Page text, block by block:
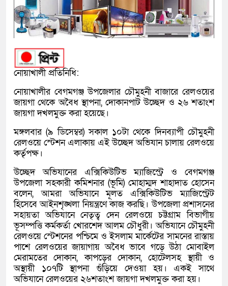
নোয়াখালী প্রতিনিধি:
নোয়াখালীর বেগমগঞ্জ উপজেলার চৌমুহনী বাজারে রেলওয়ের
জায়গা থেকে অবৈধ স্থাপনা, দোকানপাট উচ্ছেদ ও ২৬ শতাংশ
জায়গা দখলমুক্ত করা হয়েছে।
মঙ্গলবার (৯ ডিসেম্বর) সকাল ১০টা থেকে দিনব্যাপী চৌমুহনী
রেলওয়ে স্টেশন এলাকায় এই উচ্ছেদ অভিযান চালায় রেলওয়ে
কর্তৃপক্ষ।
উচ্ছেদ অভিযানের এক্সিকিউটিভ ম্যাজিস্ট্রে ও বেগমগঞ্জ
উপজেলা সহকারী কমিশনার (ভূমি) মোহাম্মদ শাহাদাত হোসেন
বলেন, আমরা অভিযানে মূলত এক্সিকিউটিভ ম্যাজিস্ট্রেট
হিসেবে আইনশৃঙ্খলা নিয়ন্ত্রণে কাজ করছি। উপজেলা প্রশাসনের
সহায়তা অভিযানে নেতৃত্ব দেন রেলওয়ে চট্টগ্রাম বিভাগীয়
ভূসম্পত্তি কর্মকর্তা খোরশেদ আলম চৌধুরী। অভিযানে চৌমুহনী
রেলওয়ে স্টেশনের পশ্চিমে ও ইসলাম মার্কেটের সামনের রাস্তায়
পাশে রেলওয়ের জায়াগায় অবৈধ ভাবে গড়ে উঠা মোবাইল
মেরামতের দোকান, কাপড়ের দোকান, হোটেলসহ স্থায়ী ও
অস্থায়ী ১০৭টি স্থাপনা গুঁড়িয়ে দেওয়া হয়। একই সাথে
অভিযানে রেলওয়ের ২৬শতাংশ জায়গা দখলমুক্ত করা হয়।